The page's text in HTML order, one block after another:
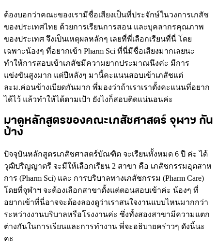
ต้องบอกว่าคณะของเรามีชื่อเสียงเป็นที่ประจักษ์ในวงการเภสัช
ของประเทศไทย ด้วยการเรียนการสอน และบุคลากรคุณภาพ
ของประเทศ จึงเป็นเหตุผลหลักๆ เลยที่พี่เลือกเรียนที่นี่ โดย
เฉพาะน้องๆ ที่อยากเข้า Pharm Sci ที่นี่มีชื่อเสียงมากเลยนะ
ทำให้การสอบเข้าเภสัชมีความยากประมาณนึงค่ะ มีการ
แข่งขันสูงมาก แต่ปีหลังๆ มานี้คะแนนสอบเข้าเภสัชแต่
ละม.ค่อนข้างเบียดกันมาก พี่มองว่าถ้าเราเราตั้งคะแนนที่อยาก
ได้ไว้ แล้วทำให้ได้ตามเป้า ยังไงก็สอบติดแน่นอนค่ะ
มาดูหลักสูตรของคณะเภสัชศาสตร์ จุฬาฯ กัน
บ้าง
ปัจจุบันหลักสูตรเภสัชศาสตร์บัณฑิต จะเรียนทั้งหมด 6 ปี ค่ะ ได้
วุฒิปริญญาตรี จะมีให้เลือกเรียน 2 สาขา คือ เภสัชกรรมอุตสาห
การ (Pharm Sci) และ การบริบาลทางเภสัชกรรม (Pharm Care)
โดยที่จุฬาฯ จะต้องเลือกสาขาตั้งแต่ตอนสอบเข้าค่ะ น้องๆ ที่
อยากเข้าที่นี่อาจจะต้องลองดูว่าเราสนใจงานแบบไหนมากกว่า
ระหว่างงานบริบาลหรือโรงงานค่ะ ซึ่งทั้งสองสาขามีความแตก
ต่างกันในการเรียนและการทำงาน พี่จะอธิบายคร่าวๆ ดังนี้นะ
คะ